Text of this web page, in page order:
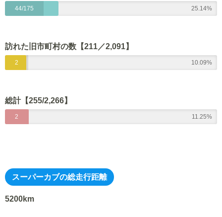
44/175 25.14%
訪れた旧市町村の数【211／2,091】
2 10.09%
総計【255/2,266】
2
2
11.25%
スーパーカブの総走行距離
5200km